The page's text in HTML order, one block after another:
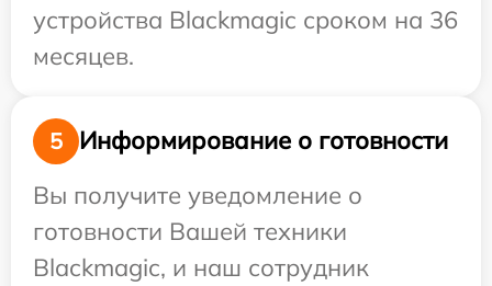
устройства Blackmagic сроком на 36
месяцев.
5
Информирование о готовности
Вы получите уведомление о
готовности Вашей техники
Blackmagic, и наш сотрудник